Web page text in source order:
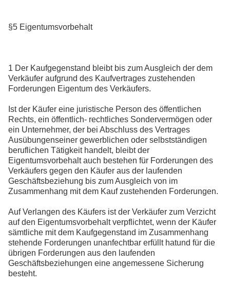
§5 Eigentumsvorbehalt
1 Der Kaufgegenstand bleibt bis zum Ausgleich der dem
Verkäufer aufgrund des Kaufvertrages zustehenden
Forderungen Eigentum des Verkäufers.
Ist der Käufer eine juristische Person des öffentlichen
Rechts, ein öffentlich- rechtliches Sondervermögen oder
ein Unternehmer, der bei Abschluss des Vertrages
Ausübungenseiner gewerblichen oder selbstständigen
beruflichen Tätigkeit handelt, bleibt der
Eigentumsvorbehalt auch bestehen für Forderungen des
Verkäufers gegen den Käufer aus der laufenden
Geschäftsbeziehung bis zum Ausgleich von im
Zusammenhang mit dem Kauf zustehenden Forderungen.
Auf Verlangen des Käufers ist der Verkäufer zum Verzicht
auf den Eigentumsvorbehalt verpflichtet, wenn der Käufer
sämtliche mit dem Kaufgegenstand im Zusammenhang
stehende Forderungen unanfechtbar erfüllt hatund für die
übrigen Forderungen aus den laufenden
Geschäftsbeziehungen eine angemessene Sicherung
besteht.